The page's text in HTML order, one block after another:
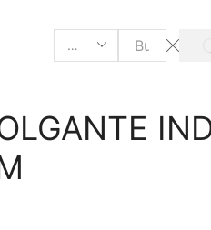
Search